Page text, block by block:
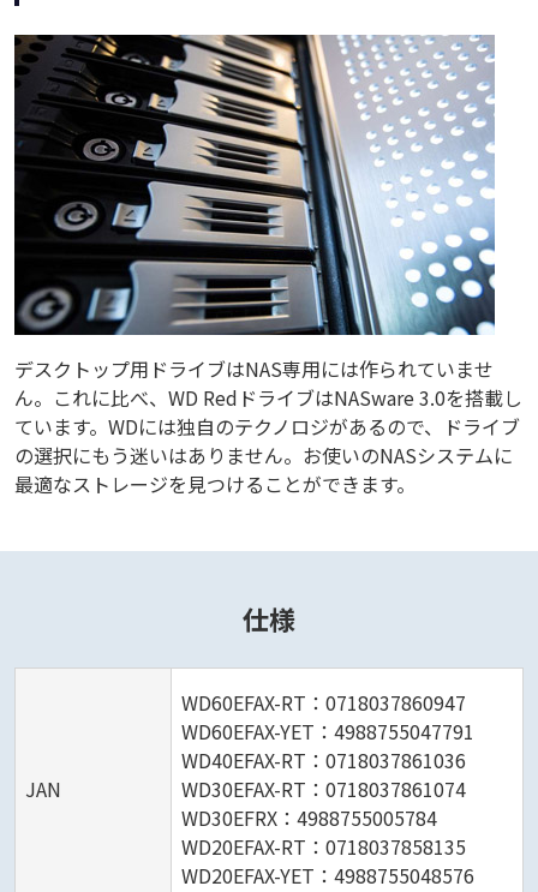
デスクトップ用ドライブはNAS専用には作られていませ
ん。これに比べ、WD RedドライブはNASware 3.0を搭載し
ています。WDには独自のテクノロジがあるので、ドライブ
の選択にもう迷いはありません。お使いのNASシステムに
最適なストレージを見つけることができます。
仕様
JAN
WD60EFAX-RT：0718037860947
WD60EFAX-YET：4988755047791
WD40EFAX-RT：0718037861036
WD30EFAX-RT：0718037861074
WD30EFRX：4988755005784
WD20EFAX-RT：0718037858135
WD20EFAX-YET：4988755048576